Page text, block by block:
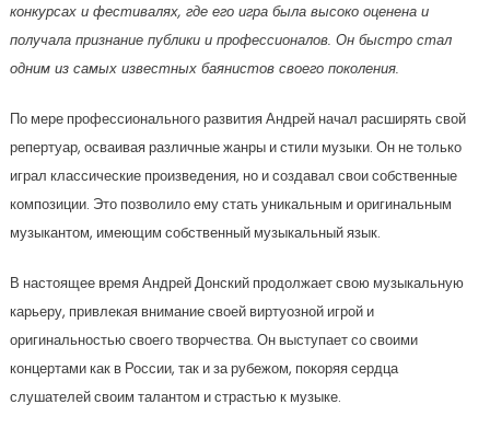
конкурсах и фестивалях, где его игра была высоко оценена и
получала признание публики и профессионалов. Он быстро стал
одним из самых известных баянистов своего поколения.
По мере профессионального развития Андрей начал расширять свой
репертуар, осваивая различные жанры и стили музыки. Он не только
играл классические произведения, но и создавал свои собственные
композиции. Это позволило ему стать уникальным и оригинальным
музыкантом, имеющим собственный музыкальный язык.
В настоящее время Андрей Донский продолжает свою музыкальную
карьеру, привлекая внимание своей виртуозной игрой и
оригинальностью своего творчества. Он выступает со своими
концертами как в России, так и за рубежом, покоряя сердца
слушателей своим талантом и страстью к музыке.